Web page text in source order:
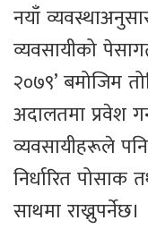
नयाँ
व्यवसायीको
२०७९’ बमोजिम
अदालतमा प्रवेश
व्यवसायीहरूले
निर्धारित पोसाक
साथमा राख्नुपर्नेछ।